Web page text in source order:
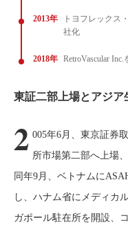
2013年
トヨフレックス
社化
2018年 RetroVascular
東証二部上場とアジア
2 005年6月、東京証券
所市場第二部へ上場
同年9月、ベトナムに
し、ハナム省にメディカ
ガポール駐在所を開設、